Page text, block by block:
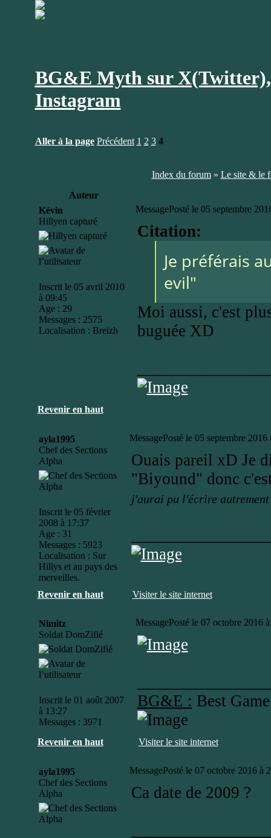
BG&E Myth sur X(Twitter),
Instagram
Aller à la page Précédent 1 2 3 4
Index du forum» Le site & le
Auteur
Kévin
Hillyen capturé
Inscrit le 05 avril 2010
à 09:45
Age : 29
Messages : 2575
Localisation : Breizh
MessagePosté le 05 septembre
Citation:
Je préférais
evil"
Moi aussi, c'est
buguée XD
Revenir en haut
ayla1995
Chef des Sections
Alpha
Inscrit le 05 février
2008 à 17:37
Age : 31
Messages : 5923
Localisation : Sur
Hillys et au pays des
merveilles.
MessagePosté le 05 septembre 2016
Ouais pareil xD Je
"Biyound" donc
j'aurai pu l'écrire
Revenir en haut Visiter le site internet
Nimitz
Soldat DomZifié
Inscrit le 01 août 2007
à 13:27
Messages : 3971
MessagePosté le 07 octobre 2016
BG&E : Best
Revenir en haut Visiter le site internet
ayla1995
Chef des Sections
Alpha
MessagePosté le 07 octobre 2016 à
Ca date de 2009 ?